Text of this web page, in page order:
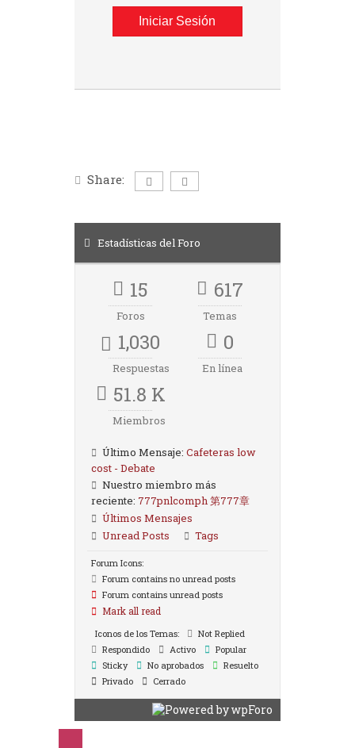
Share:
Estadísticas del Foro
15
Foros
617
Temas
1,030
Respuestas
0
En línea
51.8 K
Miembros
Último Mensaje: Cafeteras low
cost - Debate
Nuestro miembro más
reciente: 777pnlcomph 第777章
Últimos Mensajes
Unread Posts
Tags
Forum Icons:
Forum contains no unread posts
Forum contains unread posts
Mark all read
Iconos de los Temas:
Not Replied
Respondido
Activo
Popular
Sticky
No aprobados
Resuelto
Privado
Cerrado